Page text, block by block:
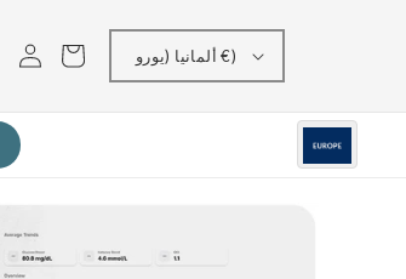
تسجيل
الدخول
عربه ألمانيا (يورو €)